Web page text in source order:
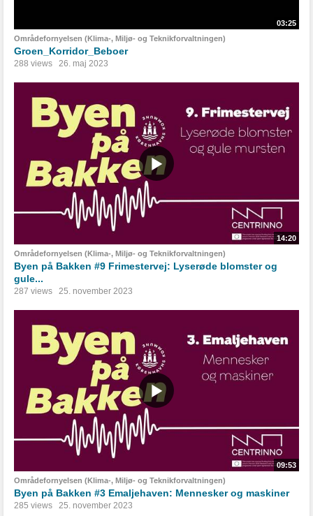
03:25
Områdefornyelsen (Klima-, Miljø- og Teknikforvaltningen)
Groen_Korridor_Beboer
288 views 26. maj 2023
14:20
Områdefornyelsen (Klima-, Miljø- og Teknikforvaltningen)
Byen på Bakken #9 Frimestervej: Lyserøde blomster og
gule...
287 views 25. november 2023
09:53
Områdefornyelsen (Klima-, Miljø- og Teknikforvaltningen)
Byen på Bakken #3 Emaljehaven: Mennesker og maskiner
285 views 25. november 2023